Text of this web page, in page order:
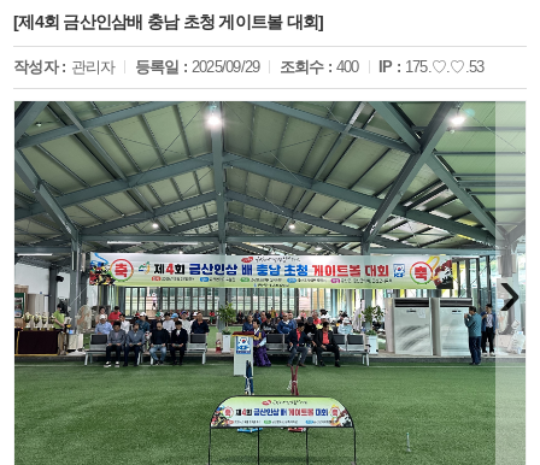
[제4회 금산인삼배 충남 초청 게이트볼 대회]
작성자 : 관리자 등록일 : 2025/09/29 조회수 : 400 IP : 175.♡.♡.53
›